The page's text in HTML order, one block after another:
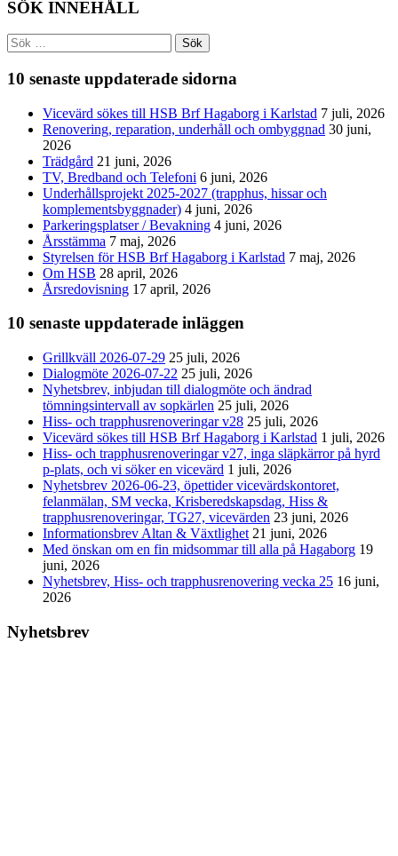
SÖK INNEHÅLL
Sök
efter:
10 senaste uppdaterade sidorna
Vicevärd sökes till HSB Brf Hagaborg i Karlstad 7 juli, 2026
Renovering, reparation, underhåll och ombyggnad 30 juni,
2026
Trädgård 21 juni, 2026
TV, Bredband och Telefoni 6 juni, 2026
Underhållsprojekt 2025-2027 (trapphus, hissar och
komplementsbyggnader) 4 juni, 2026
Parkeringsplatser / Bevakning 4 juni, 2026
Årsstämma 7 maj, 2026
Styrelsen för HSB Brf Hagaborg i Karlstad 7 maj, 2026
Om HSB 28 april, 2026
Årsredovisning 17 april, 2026
10 senaste uppdaterade inläggen
Grillkväll 2026-07-29 25 juli, 2026
Dialogmöte 2026-07-22 25 juli, 2026
Nyhetsbrev, inbjudan till dialogmöte och ändrad
tömningsintervall av sopkärlen 25 juli, 2026
Hiss- och trapphusrenoveringar v28 25 juli, 2026
Vicevärd sökes till HSB Brf Hagaborg i Karlstad 1 juli, 2026
Hiss- och trapphusrenoveringar v27, inga släpkärror på hyrd
p-plats, och vi söker en vicevärd 1 juli, 2026
Nyhetsbrev 2026-06-23, öpettider vicevärdskontoret,
felanmälan, SM vecka, Krisberedskapsdag, Hiss &
trapphusrenoveringar, TG27, vicevärden 23 juni, 2026
Informationsbrev Altan & Växtlighet 21 juni, 2026
Med önskan om en fin midsommar till alla på Hagaborg 19
juni, 2026
Nyhetsbrev, Hiss- och trapphusrenovering vecka 25 16 juni,
2026
Nyhetsbrev